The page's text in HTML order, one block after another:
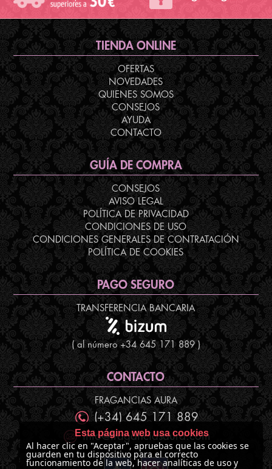
TIENDA ONLINE
OFERTAS
NOVEDADES
QUIENES SOMOS
CONSEJOS
AYUDA
CONTACTO
GUÍA DE COMPRA
CONSEJOS
AVISO LEGAL
POLÍTICA DE PRIVACIDAD
CONDICIONES DE USO
CONDICIONES GENERALES DE CONTRATACIÓN
POLÍTICA DE COOKIES
PAGO SEGURO
TRANSFERENCIA BANCARIA
( al número +34 645 171 889 )
CONTACTO
FRAGANCIAS AURA
(+34) 645 171 889
info@fraganciasaura.com
Esta página web usa cookies
Al hacer clic en "Aceptar", apruebas que las cookies se
guarden en tu dispositivo para el correcto
funcionamiento de la web, hacer analíticas de uso y